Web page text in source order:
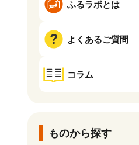
ふるラボとは
よくあるご質問
コラム
ものから探す